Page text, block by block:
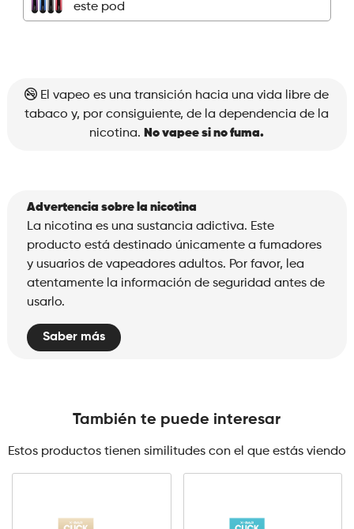
Strawberry
este pod
El vapeo es una transición hacia una vida libre de
tabaco y, por consiguiente, de la dependencia de la
nicotina. No vapee si no fuma.
Advertencia sobre la nicotina
La nicotina es una sustancia adictiva. Este
producto está destinado únicamente a fumadores
y usuarios de vapeadores adultos. Por favor, lea
atentamente la información de seguridad antes de
usarlo.
Saber más
También te puede interesar
Estos productos tienen similitudes con el que estás viendo